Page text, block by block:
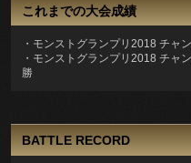
これまでの大会成績
・モンストグランプリ2018 チャ
・モンストグランプリ2018 チャ
勝
BATTLE RECORD